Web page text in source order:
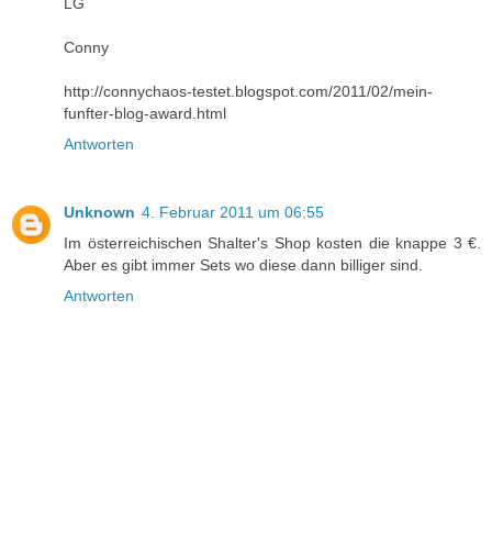
Conny
http://connychaos-testet.blogspot.com/2011/02/mein-
funfter-blog-award.html
Antworten
Unknown 4. Februar 2011 um 06:55
Im österreichischen Shalter's Shop kosten die knappe 3 €.
Aber es gibt immer Sets wo diese dann billiger sind.
Antworten